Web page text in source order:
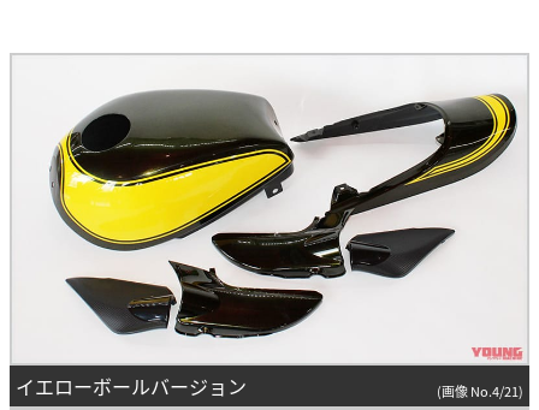
イエローボールバージョン (画像 No.4/21)